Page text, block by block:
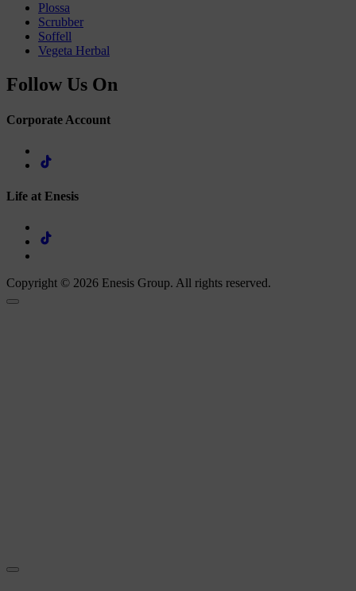
Plossa
Scrubber
Soffell
Vegeta Herbal
Follow Us On
Corporate Account
Life at Enesis
Copyright © 2026 Enesis Group. All rights reserved.